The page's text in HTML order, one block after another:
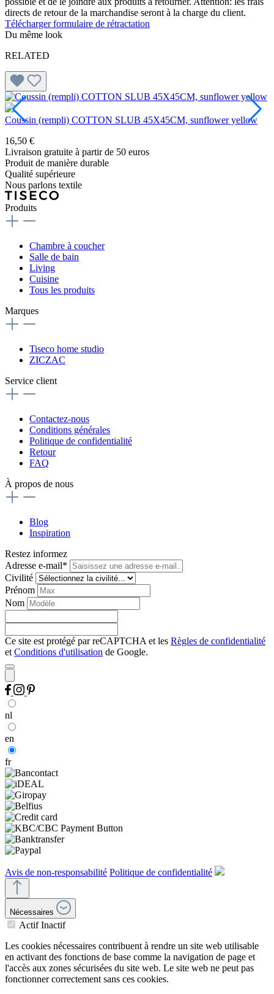
directs de retour de la marchandise seront à la charge du client.
Télécharger formulaire de rétractation
Du même look
RELATED
Coussin (rempli) COTTON SLUB 45X45CM, sunflower yellow
16,50 €
Livraison gratuite à partir de 50 euros
Produit de manière durable
Qualité supérieure
Nous parlons textile
Produits
Chambre à coucher
Salle de bain
Living
Cuisine
Tous les produits
Marques
Tiseco home studio
ZICZAC
Service client
Contactez-nous
Conditions générales
Politique de confidentialité
Retour
FAQ
À propos de nous
Blog
Inspiration
Restez informez
Adresse e-mail*
Civilité
Prénom
Nom
Ce site est protégé par reCAPTCHA et les Règles de confidentialité
et Conditions d'utilisation de Google.
nl
en
fr
Avis de non-responsabilité Politique de confidentialité
Nécessaires
Actif Inactif
Les cookies nécessaires contribuent à rendre un site web utilisable
en activant des fonctions de base comme la navigation de page et
l'accès aux zones sécurisées du site web. Le site web ne peut pas
fonctionner correctement sans ces cookies.